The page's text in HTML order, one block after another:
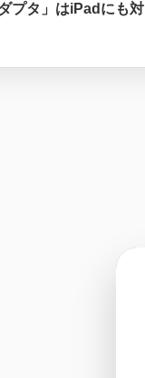
プタ」はiPadにも対